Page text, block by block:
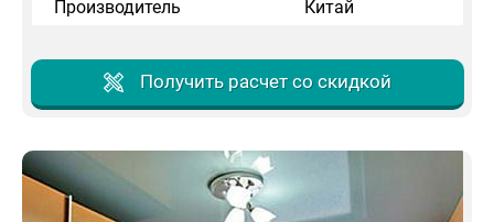
Производитель
Китай
Получить расчет со скидкой